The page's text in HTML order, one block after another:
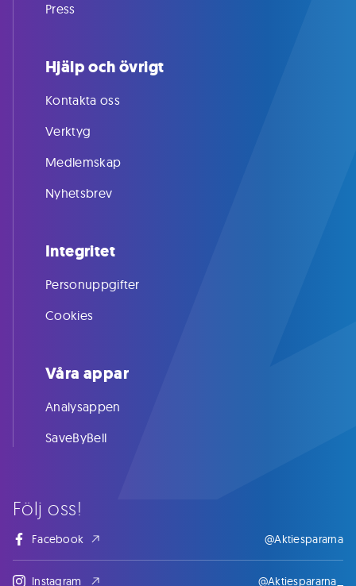
Följ oss!
Facebook @Aktiespararna
Instagram @Aktiespararna_
Press
Hjälp och övrigt
Kontakta oss
Verktyg
Medlemskap
Nyhetsbrev
Integritet
Personuppgifter
Cookies
Våra appar
Analysappen
SaveByBell